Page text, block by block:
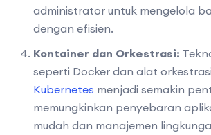
administrator untuk mengelola
dengan efisien.
Kontainer dan Orkestrasi:
seperti Docker dan alat
Kubernetes menjadi semakin
memungkinkan penyebaran
mudah dan manajemen